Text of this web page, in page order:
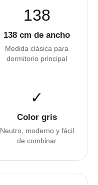
138
138 cm de ancho
Medida clásica para
dormitorio principal
✓
Color gris
Neutro, moderno y fácil
de combinar